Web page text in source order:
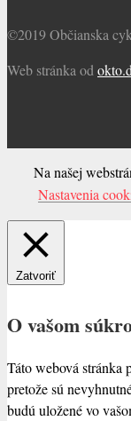
©2019 Občianska
Web stránka od
Na našej
Nastavenia
Zatvoriť
O vašom
Táto webová stránka
pretože sú
budú uložené vo